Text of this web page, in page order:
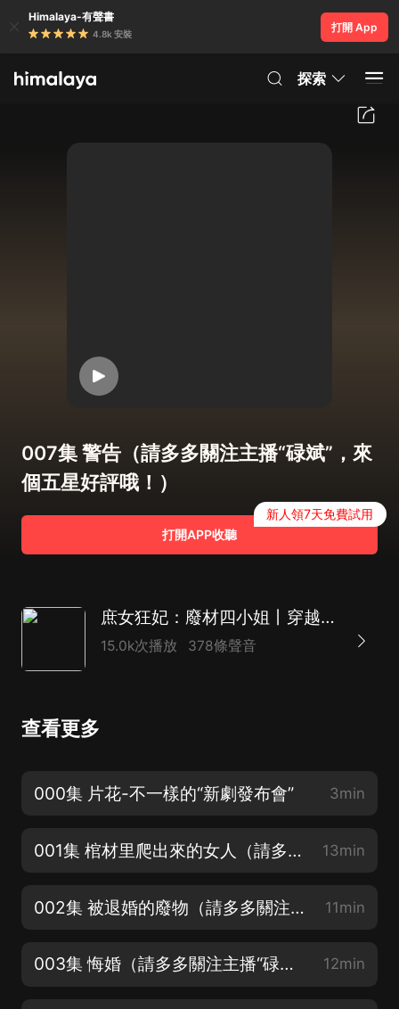
Himalaya-有聲書
4.8k 安裝
打開 App
探索
007集 警告（請多多關注主播“碌斌”，來
個五星好評哦！）
打開APP收聽
新人領7天免費試用
庶女狂妃：廢材四小姐丨穿越重生丨精品雙播（粵語版）
15.0k次播放 378條聲音
查看更多
000集 片花-不一樣的“新劇發布會” 3min
001集 棺材里爬出來的女人（請多多關注主播“碌斌”，來個五星好評哦！） 13min
002集 被退婚的廢物（請多多關注主播“碌斌”，來個五星好評哦！） 11min
003集 悔婚（請多多關注主播“碌斌”，來個五星好評哦！） 12min